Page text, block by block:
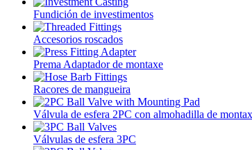
Fundición de investimentos
Accesorios roscados
Prema Adaptador de montaxe
Racores de mangueira
Válvula de esfera 2PC con almohadilla de
Válvulas de esfera 3PC